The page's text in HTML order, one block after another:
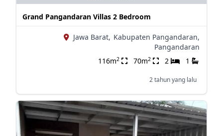
Grand Pangandaran Villas 2 Bedroom
Jawa Barat, Kabupaten Pangandaran,
Pangandaran
116m2 70m2 2 1
2 tahun yang lalu